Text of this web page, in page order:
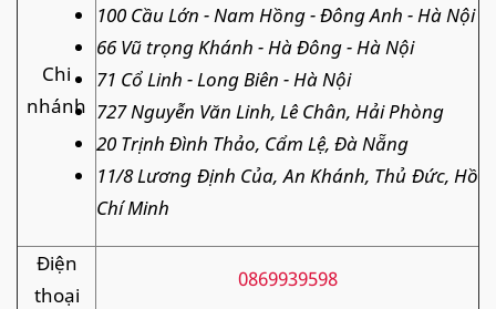
Chi
nhánh
100 Cầu Lớn - Nam Hồng - Đông Anh - Hà Nội
66 Vũ trọng Khánh - Hà Đông - Hà Nội
71 Cổ Linh - Long Biên - Hà Nội
727 Nguyễn Văn Linh, Lê Chân, Hải Phòng
20 Trịnh Đình Thảo, Cẩm Lệ, Đà Nẵng
11/8 Lương Định Của, An Khánh, Thủ Đức, Hồ
Chí Minh
Điện
thoại
0869939598